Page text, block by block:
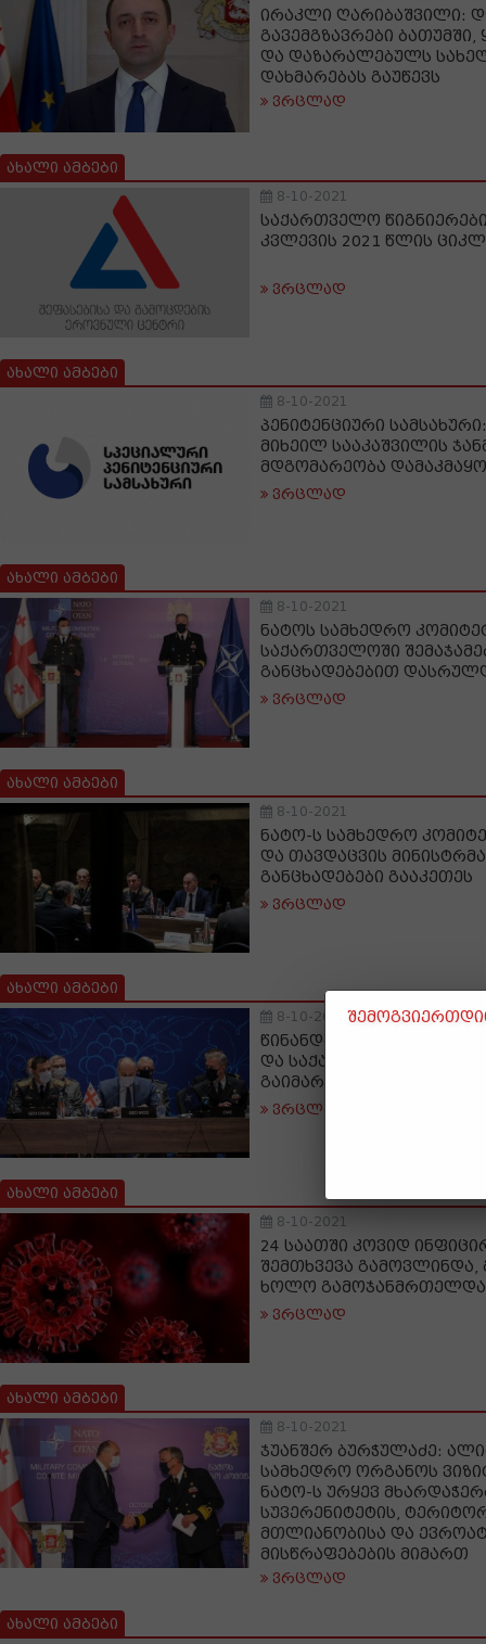
ირაკლი ღარიბაშვილი:
გავემგზავრები
და დაზარალებულს
დახმარებას გაუწევს
ვრცლად
ახალი ამბები
8-10-2021
საქართველო
კვლევის 2021 წლის
ვრცლად
ახალი ამბები
8-10-2021
პენიტენციური
მიხეილ სააკაშვილის
მდგომარეობა
ვრცლად
ახალი ამბები
8-10-2021
ნატოს სამხედრო
საქართველოში
განცხადებებით
ვრცლად
ახალი ამბები
8-10-2021
ნატო-ს სამხედრო
და თავდაცვის
განცხადებები გააკეთეს
ვრცლად
ახალი ამბები
8-10-2021
წინანდალში ნატოს
და საქართველოს
გაიმართა
ვრცლად
ახალი ამბები
8-10-2021
24 საათში კოვიდ
შემთხვევა
ხოლო გამოჯანმრთელდა
ვრცლად
ახალი ამბები
8-10-2021
ჯუანშერ ბურჭულაძე:
სამხედრო ორგანოს
ნატო-ს ურყევ
სუვერენიტეტის,
მთლიანობისა და
მისწრაფებების მიმართ
ვრცლად
ახალი ამბები